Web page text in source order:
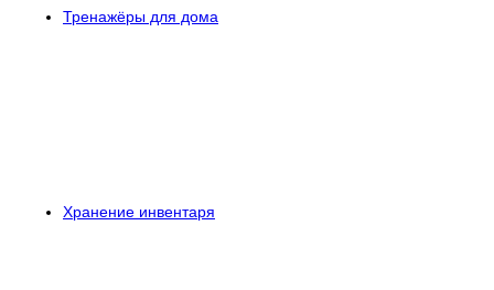
Тренажёры для дома
Хранение инвентаря